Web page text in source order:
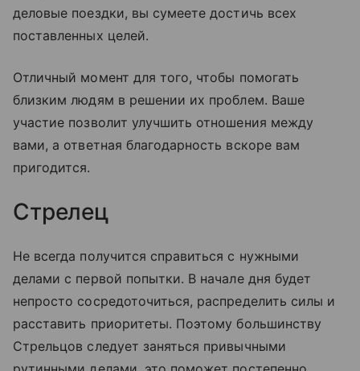
деловые поездки, вы сумеете достичь всех
поставленных целей.
Отличный момент для того, чтобы помогать
близким людям в решении их проблем. Ваше
участие позволит улучшить отношения между
вами, а ответная благодарность вскоре вам
пригодится.
Стрелец
Не всегда получится справиться с нужными
делами с первой попытки. В начале дня будет
непросто сосредоточиться, распределить силы и
расставить приоритеты. Поэтому большинству
Стрельцов следует заняться привычными